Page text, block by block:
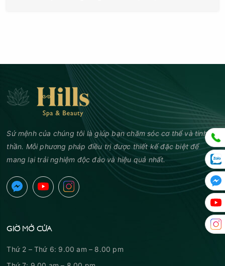
Sứ mệnh của chúng tôi là giúp bạn chăm sóc cơ thể và tinh
thần. Mỗi phương pháp điều trị được thiết kế đặc biệt để
mang lại trải nghiệm độc đáo và hiệu quả nhất.
GIỜ MỞ CỬA
Thứ 2 – Thứ 6: 9.00 am – 8.00 pm